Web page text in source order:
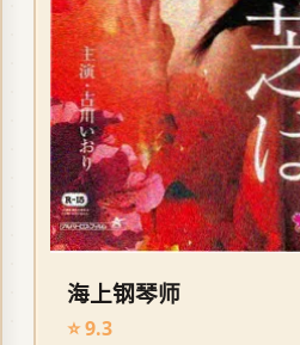
海上钢琴师
⭐ 9.3